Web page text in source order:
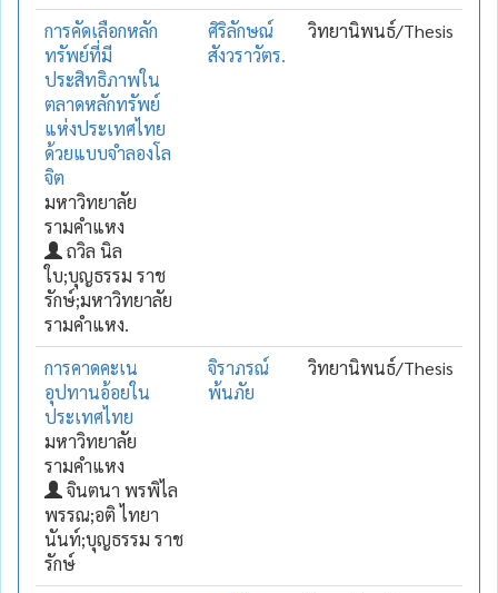
การคัดเลือกหลัก
ทรัพย์ที่มี
ประสิทธิภาพใน
ตลาดหลักทรัพย์
แห่งประเทศไทย
ด้วยแบบจำลองโล
จิต
มหาวิทยาลัย
รามคำแหง
ถวิล นิล
ใบ;บุญธรรม ราช
รักษ์;มหาวิทยาลัย
รามคำแหง.
ศิริลักษณ์
สังวราวัตร.
วิทยานิพนธ์/Thesis
การคาดคะเน
อุปทานอ้อยใน
ประเทศไทย
มหาวิทยาลัย
รามคำแหง
จินตนา พรพิไล
พรรณ;อติ ไทยา
นันท์;บุญธรรม ราช
รักษ์
จิราภรณ์
พ้นภัย
วิทยานิพนธ์/Thesis